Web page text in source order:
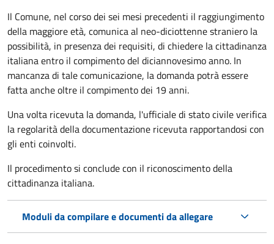
Il Comune, nel corso dei sei mesi precedenti il raggiungimento
della maggiore età, comunica al neo-diciottenne straniero la
possibilità, in presenza dei requisiti, di chiedere la cittadinanza
italiana entro il compimento del diciannovesimo anno. In
mancanza di tale comunicazione, la domanda potrà essere
fatta anche oltre il compimento dei 19 anni.
Una volta ricevuta la domanda, l'ufficiale di stato civile verifica
la regolarità della documentazione ricevuta rapportandosi con
gli enti coinvolti.
Il procedimento si conclude con il riconoscimento della
cittadinanza italiana.
Moduli da compilare e documenti da allegare